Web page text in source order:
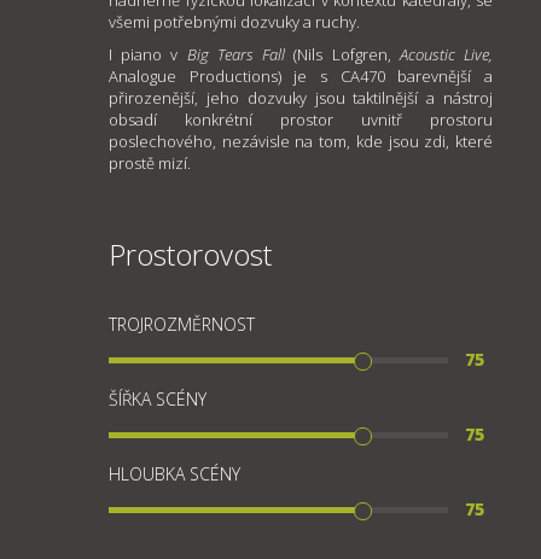
všemi potřebnými dozvuky a ruchy.
I piano v Big Tears Fall(Nils Lofgren,Acoustic Live,
Analogue Productions) je s CA470 barevnější a
přirozenější, jeho dozvuky jsou taktilnější a nástroj
obsadí konkrétní prostor uvnitř prostoru
poslechového, nezávisle na tom, kde jsou zdi, které
prostě mizí.
Prostorovost
TROJROZMĚRNOST
75
ŠÍŘKA SCÉNY
75
HLOUBKA SCÉNY
75